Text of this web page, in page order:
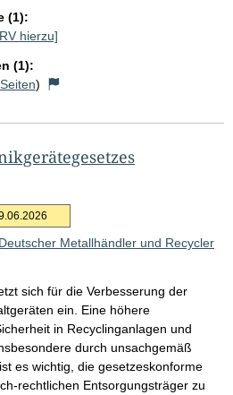
(1):
hierzu]
(1):
)
Metallhändler und Recycler
sich für die Verbesserung der
ein. Eine höhere
in Recyclinganlagen und
durch unsachgemäß
es wichtig, die gesetzeskonforme
rechtlichen Entsorgungsträger zu